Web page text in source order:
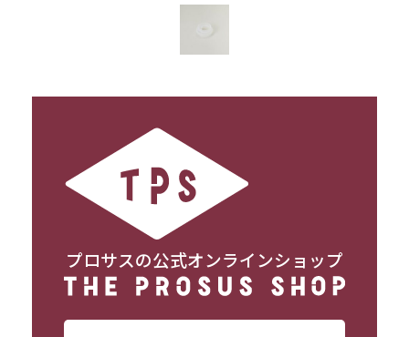
プロサスの公式オンラインショップ